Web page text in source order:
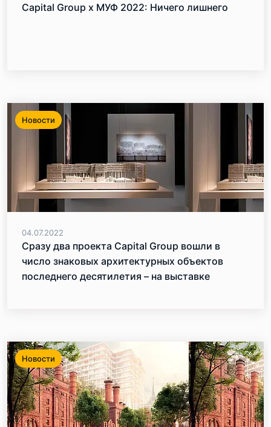
Capital Group x МУФ 2022: Ничего лишнего
Новости
04.07.2022
Сразу два проекта Capital Group вошли в
число знаковых архитектурных объектов
последнего десятилетия – на выставке
Новости